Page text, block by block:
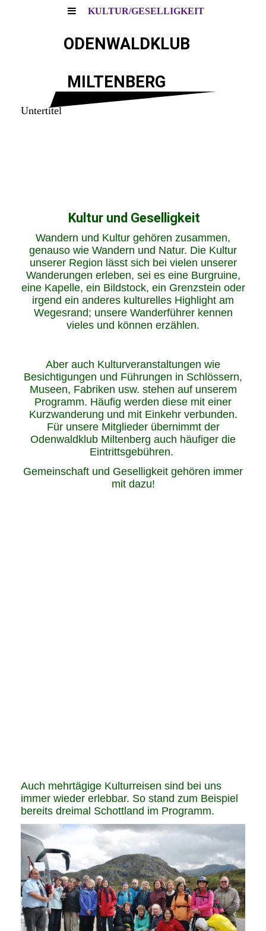
KULTUR/GESELLIGKEIT
ODENWALDKLUB
MILTENBERG
Untertitel
Kultur und Geselligkeit
Wandern und Kultur gehören zusammen,
genauso wie Wandern und Natur. Die Kultur
unserer Region lässt sich bei vielen unserer
Wanderungen erleben, sei es eine Burgruine,
eine Kapelle, ein Bildstock, ein Grenzstein oder
irgend ein anderes kulturelles Highlight am
Wegesrand; unsere Wanderführer kennen
vieles und können erzählen.
Aber auch Kulturveranstaltungen wie
Besichtigungen und Führungen in Schlössern,
Museen, Fabriken usw. stehen auf unserem
Programm. Häufig werden diese mit einer
Kurzwanderung und mit Einkehr verbunden.
Für unsere Mitglieder übernimmt der
Odenwaldklub Miltenberg auch häufiger die
Eintrittsgebühren.
Gemeinschaft und Geselligkeit gehören immer
mit dazu!
Auch mehrtägige Kulturreisen sind bei uns
immer wieder erlebbar. So stand zum Beispiel
bereits dreimal Schottland im Programm.